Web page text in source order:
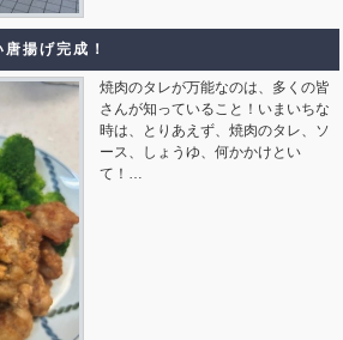
揚げ完成！
焼肉のタレが万能なのは、多くの皆
さんが知っていること！いまいちな
時は、とりあえず、焼肉のタレ、ソ
ース、しょうゆ、何かかけとい
て！…